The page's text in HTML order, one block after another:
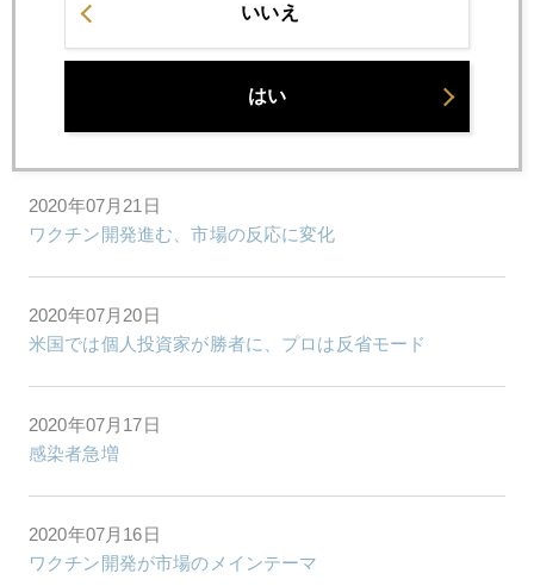
金、史上最高値水準到達
2020年07月21日
ワクチン開発進む、市場の反応に変化
2020年07月20日
米国では個人投資家が勝者に、プロは反省モード
2020年07月17日
感染者急増
2020年07月16日
ワクチン開発が市場のメインテーマ
いいえ
はい